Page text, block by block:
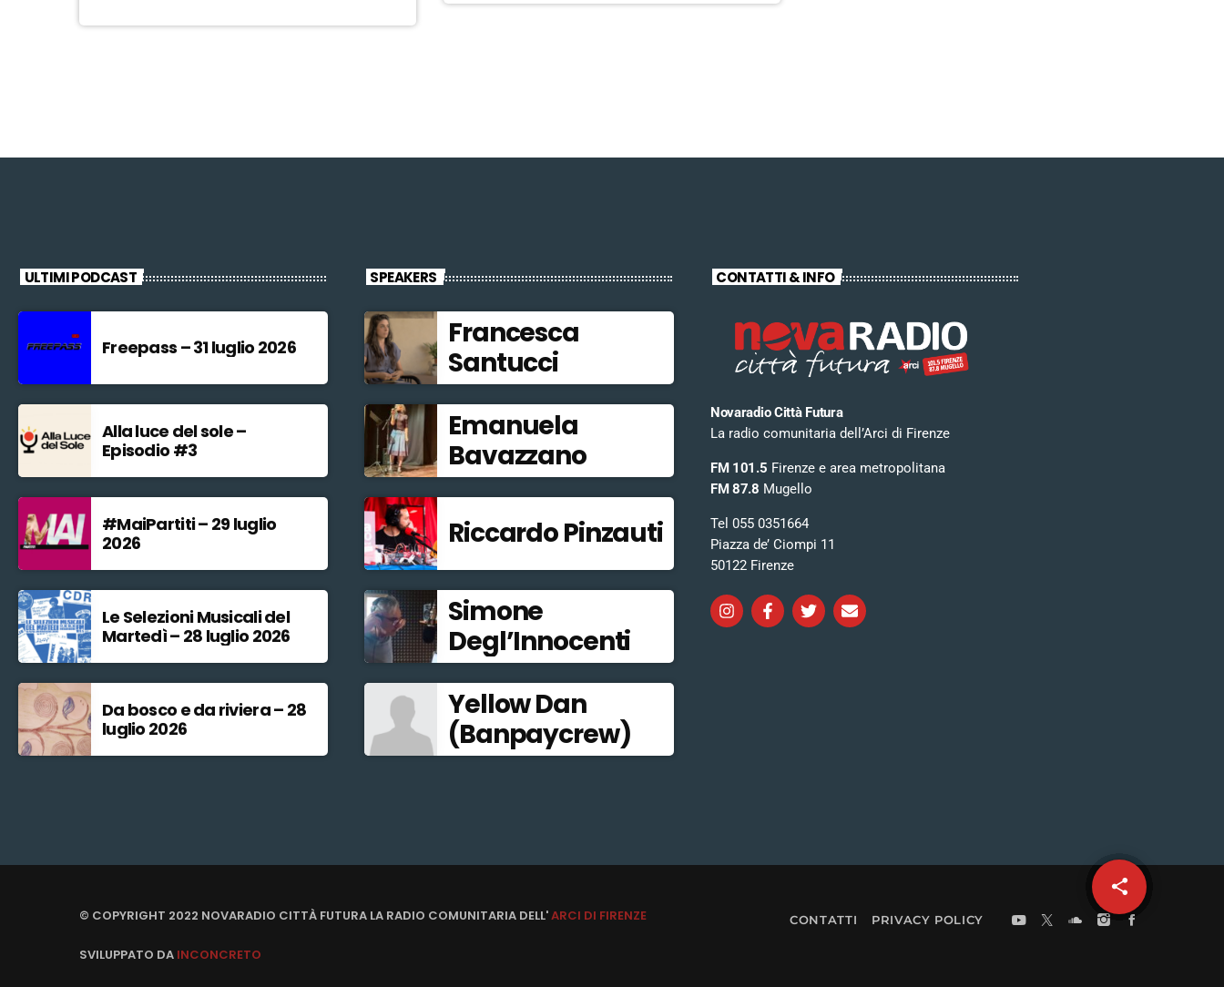
share
email
ULTIMI PODCAST
Freepass – 31 luglio 2026
Alla luce del sole –
Episodio #3
#MaiPartiti – 29 luglio
2026
Le Selezioni Musicali del
Martedì – 28 luglio 2026
Da bosco e da riviera – 28
luglio 2026
SPEAKERS
Francesca
Santucci
Emanuela
Bavazzano
Riccardo Pinzauti
Simone
Degl’Innocenti
Yellow Dan
(Banpaycrew)
CONTATTI & INFO
Novaradio Città Futura
La radio comunitaria dell’Arci di Firenze
FM 101.5 Firenze e area metropolitana
FM 87.8 Mugello
Tel 055 0351664
Piazza de’ Ciompi 11
50122 Firenze
© COPYRIGHT 2022 NOVARADIO CITTÀ FUTURA LA RADIO COMUNITARIA DELL'ARCI DI FIRENZE
SVILUPPATO DA INCONCRETO
CONTATTI PRIVACY POLICY